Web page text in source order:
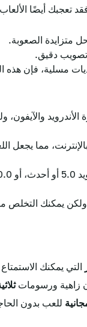
تعجبك أيضًا الألعاب
متزايدة الصعوبة.
تصويب دقيق.
مسلية، فإن هذه
الأندرويد
مما يجعل
ولكن يمكنك
التي يمكنك
زاهية ورسومات
للعب بدون